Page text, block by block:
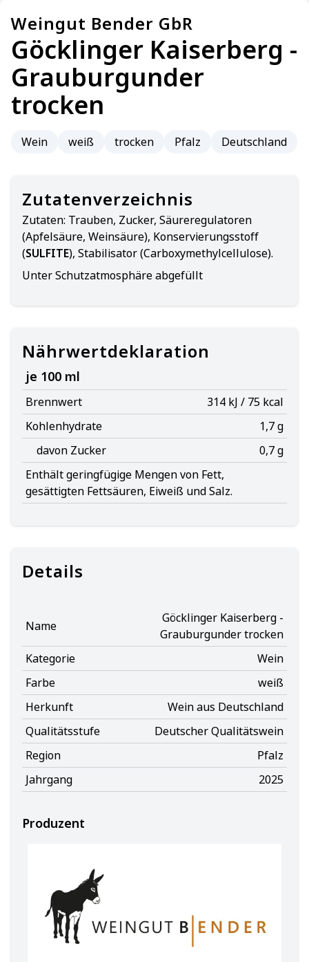
Weingut Bender GbR
Göcklinger Kaiserberg -
Grauburgunder
trocken
Wein weiß trocken Pfalz Deutschland
Zutatenverzeichnis
Zutaten: Trauben, Zucker, Säureregulatoren
(Apfelsäure, Weinsäure), Konservierungsstoff
(SULFITE), Stabilisator (Carboxymethylcellulose).
Unter Schutzatmosphäre abgefüllt
Nährwertdeklaration
je 100 ml
Brennwert
314 kJ / 75 kcal
Kohlenhydrate
1,7 g
davon Zucker
0,7 g
Enthält geringfügige Mengen von Fett,
gesättigten Fettsäuren, Eiweiß und Salz.
Details
Name
Göcklinger Kaiserberg -
Grauburgunder trocken
Kategorie
Wein
Farbe
weiß
Herkunft
Wein aus Deutschland
Qualitätsstufe
Deutscher Qualitätswein
Region
Pfalz
Jahrgang
2025
Produzent